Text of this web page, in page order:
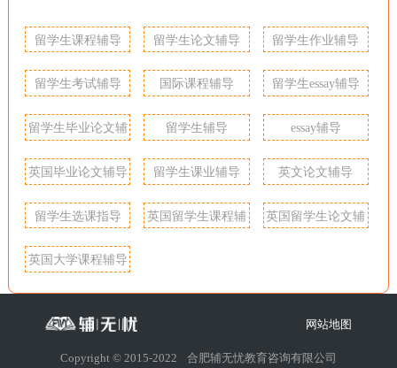
留学生课程辅导 留学生论文辅导 留学生作业辅导
留学生考试辅导 国际课程辅导 留学生essay辅导
留学生毕业论文辅
留学生辅导 essay辅导
英国毕业论文辅导 留学生课业辅导 英文论文辅导
留学生选课指导
英国留学生课程辅
英国留学生论文辅
英国大学课程辅导
网站地图
Copyright © 2015-2022 合肥辅无忧教育咨询有限公司